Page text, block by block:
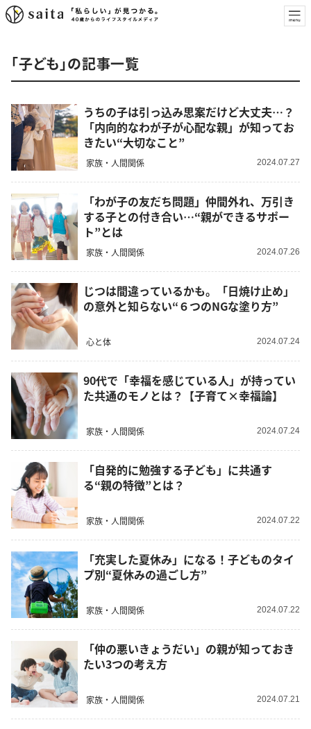
「子ども」の記事一覧
うちの子は引っ込み思案だけど大丈夫…？
「内向的なわが子が心配な親」が知ってお
きたい“大切なこと”
家族・人間関係 2024.07.27
「わが子の友だち問題」仲間外れ、万引き
する子との付き合い…“親ができるサポー
ト”とは
家族・人間関係 2024.07.26
じつは間違っているかも。「日焼け止め」
の意外と知らない“６つのNGな塗り方”
心と体 2024.07.24
90代で「幸福を感じている人」が持ってい
た共通のモノとは？【子育て×幸福論】
家族・人間関係 2024.07.24
「自発的に勉強する子ども」に共通す
る“親の特徴”とは？
家族・人間関係 2024.07.22
「充実した夏休み」になる！子どものタイ
プ別“夏休みの過ごし方”
家族・人間関係 2024.07.22
「仲の悪いきょうだい」の親が知っておき
たい3つの考え方
家族・人間関係 2024.07.21